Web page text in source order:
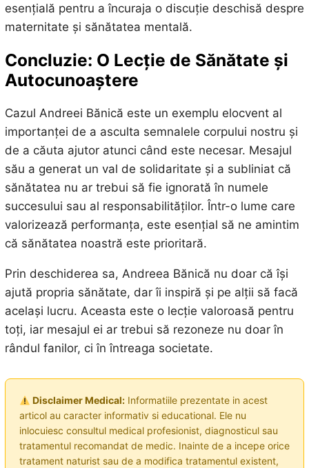
esențială pentru a încuraja o discuție deschisă despre
maternitate și sănătatea mentală.
Concluzie: O Lecție de Sănătate și
Autocunoaștere
Cazul Andreei Bănică este un exemplu elocvent al
importanței de a asculta semnalele corpului nostru și
de a căuta ajutor atunci când este necesar. Mesajul
său a generat un val de solidaritate și a subliniat că
sănătatea nu ar trebui să fie ignorată în numele
succesului sau al responsabilităților. Într-o lume care
valorizează performanța, este esențial să ne amintim
că sănătatea noastră este prioritară.
Prin deschiderea sa, Andreea Bănică nu doar că își
ajută propria sănătate, dar îi inspiră și pe alții să facă
același lucru. Aceasta este o lecție valoroasă pentru
toți, iar mesajul ei ar trebui să rezoneze nu doar în
rândul fanilor, ci în întreaga societate.
Disclaimer Medical:Informatiile prezentate in acest
articol au caracter informativ si educational. Ele nu
inlocuiesc consultul medical profesionist, diagnosticul sau
tratamentul recomandat de medic. Inainte de a incepe orice
tratament naturist sau de a modifica tratamentul existent,